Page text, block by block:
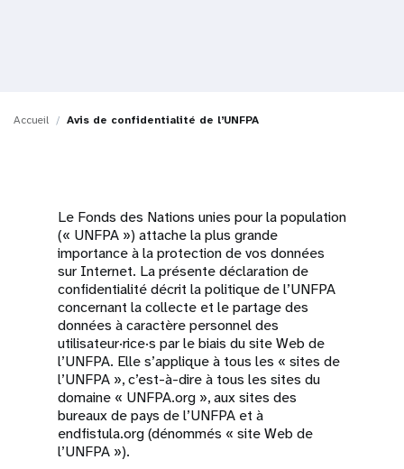
o
Accueil Avis de confidentialité de l’UNFPA
Le Fonds des Nations unies pour la population
(« UNFPA ») attache la plus grande
importance à la protection de vos données
sur Internet. La présente déclaration de
confidentialité décrit la politique de l’UNFPA
concernant la collecte et le partage des
données à caractère personnel des
utilisateur·rice·s par le biais du site Web de
l’UNFPA. Elle s’applique à tous les « sites de
l’UNFPA », c’est-à-dire à tous les sites du
domaine « UNFPA.org », aux sites des
bureaux de pays de l’UNFPA et à
endfistula.org (dénommés « site Web de
l’UNFPA »).